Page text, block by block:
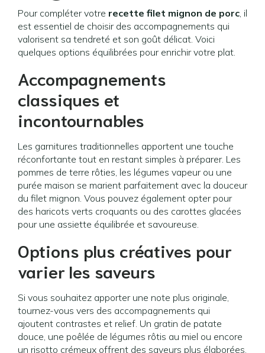
Pour compléter votre recette filet mignon de porc, il
est essentiel de choisir des accompagnements qui
valorisent sa tendreté et son goût délicat. Voici
quelques options équilibrées pour enrichir votre plat.
Accompagnements
classiques et
incontournables
Les garnitures traditionnelles apportent une touche
réconfortante tout en restant simples à préparer. Les
pommes de terre rôties, les légumes vapeur ou une
purée maison se marient parfaitement avec la douceur
du filet mignon. Vous pouvez également opter pour
des haricots verts croquants ou des carottes glacées
pour une assiette équilibrée et savoureuse.
Options plus créatives pour
varier les saveurs
Si vous souhaitez apporter une note plus originale,
tournez-vous vers des accompagnements qui
ajoutent contrastes et relief. Un gratin de patate
douce, une poêlée de légumes rôtis au miel ou encore
un risotto crémeux offrent des saveurs plus élaborées.